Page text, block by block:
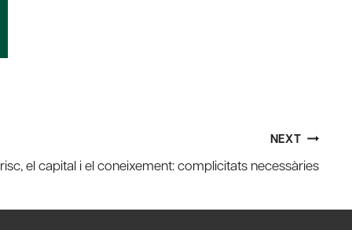
NEXT
el capital i el coneixement: complicitats necessàries